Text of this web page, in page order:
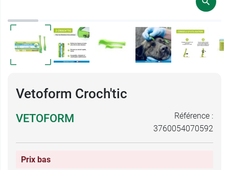
Vetoform Croch'tic
VETOFORM
Référence :
3760054070592
Prix bas